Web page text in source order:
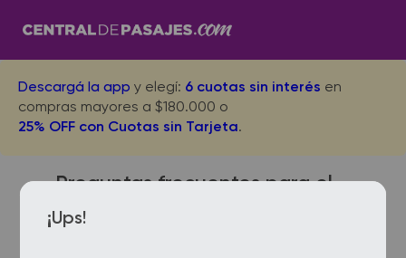
Descargá la app y elegí: 6 cuotas sin interés en
compras mayores a $180.000 o
25% OFF con Cuotas sin Tarjeta.
¡Ups!
Preguntas frecuentes para el
viaje desde Torres a Santa Fe